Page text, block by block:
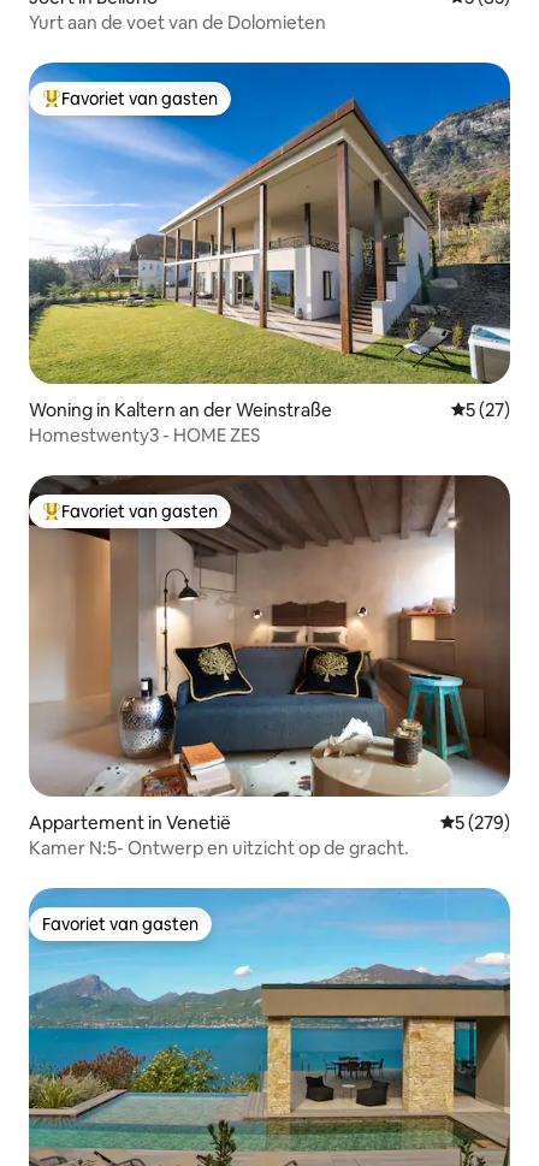
Yurt aan de voet van de Dolomieten
Topfavoriet van gasten
Favoriet van gasten
Woning in Kaltern an der Weinstraße
5 (27)
Homestwenty3 - HOME ZES
Topfavoriet van gasten
Favoriet van gasten
Appartement in Venetië
5 (279)
Kamer N:5- Ontwerp en uitzicht op de gracht.
Favoriet van gasten
Favoriet van gasten